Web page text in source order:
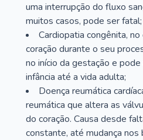
uma interrupção do fluxo
muitos casos, pode ser fatal;
Cardiopatia congênita,
coração durante o seu
no início da gestação e
infância até a vida adulta;
Doença reumática
reumática que altera as
do coração. Causa desde
constante, até mudança nos